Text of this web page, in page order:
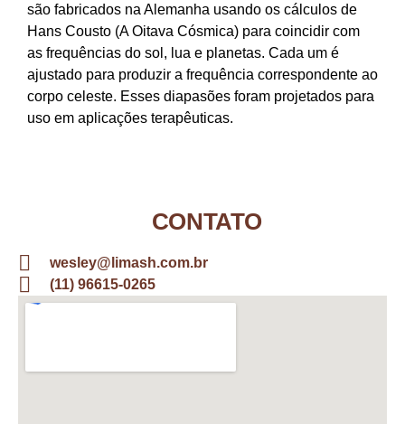
são fabricados na Alemanha usando os cálculos de
Hans Cousto (A Oitava Cósmica) para coincidir com
as frequências do sol, lua e planetas. Cada um é
ajustado para produzir a frequência correspondente ao
corpo celeste. Esses diapasões foram projetados para
uso em aplicações terapêuticas.
CONTATO
wesley@limash.com.br
(11) 96615-0265